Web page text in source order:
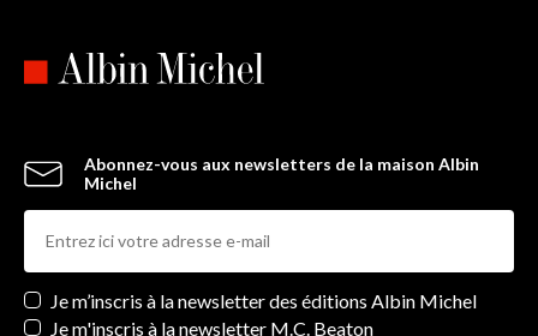
Abonnez-vous aux newsletters de la maison Albin
Michel
Newsletters
Je m’inscris à la newsletter des éditions Albin Michel
Je m'inscris à la newsletter M.C. Beaton